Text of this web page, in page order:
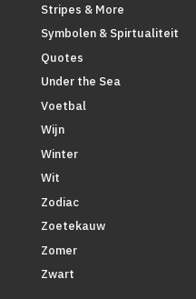
Stripes & More
Symbolen & Spirtualiteit
Quotes
Under the Sea
Voetbal
Wijn
Winter
Wit
Zodiac
Zoetekauw
Zomer
Zwart